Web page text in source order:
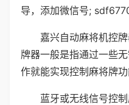
导，添加微信号;
嘉兴自动麻将机控
牌器一般是指通过一些
作就能实现控制麻将牌功
蓝牙或无线信号控